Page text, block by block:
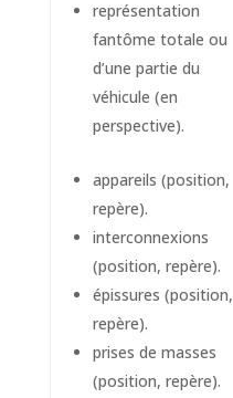
représentation
fantôme totale ou
d’une partie du
véhicule (en
perspective).
appareils (position,
repère).
interconnexions
(position, repère).
épissures (position,
repère).
prises de masses
(position, repère).